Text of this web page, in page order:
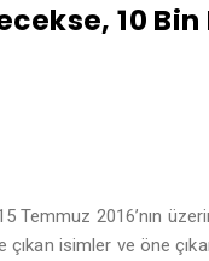
10
Temmuz 2016’nın
isimler ve öne